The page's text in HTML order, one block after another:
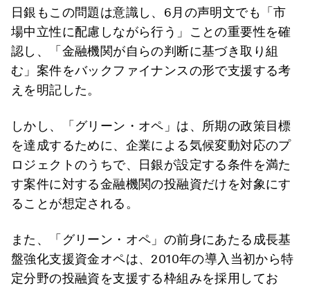
日銀もこの問題は意識し、6月の声明文でも「市
場中立性に配慮しながら行う」ことの重要性を確
認し、「金融機関が自らの判断に基づき取り組
む」案件をバックファイナンスの形で支援する考
えを明記した。
しかし、「グリーン・オペ」は、所期の政策目標
を達成するために、企業による気候変動対応のプ
ロジェクトのうちで、日銀が設定する条件を満た
す案件に対する金融機関の投融資だけを対象にす
ることが想定される。
また、「グリーン・オペ」の前身にあたる成長基
盤強化支援資金オペは、2010年の導入当初から特
定分野の投融資を支援する枠組みを採用してお